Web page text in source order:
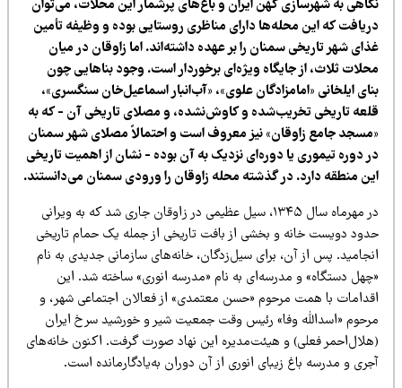
به شهرسازی کهن ایران و باغ‌های پرشمار این محلات، می‌توان
که این محله‌ها دارای مناظری روستایی بوده و وظیفه تأمین
شهر تاریخی سمنان را بر عهده داشته‌اند. اما زاوقان در میان
ثلاث، از جایگاه ویژه‌ای برخوردار است. وجود بناهایی چون
ایلخانی «امامزادگان علوی»، «آب‌انبار اسماعیل‌خان سنگسری»،
تاریخی تخریب‌شده و کاوش‌نشده، و مصلای تاریخی آن - که به
جامع زاوقان» نیز معروف است و احتمالاً مصلای شهر سمنان
دوره تیموری یا دوره‌ای نزدیک به آن بوده - نشان از اهمیت تاریخی
منطقه دارد. در گذشته محله زاوقان را ورودی سمنان می‌دانستند.
در مهرماه سال ۱۳۴۵، سیل عظیمی در زاوقان جاری شد که به ویرانی
دویست خانه و بخشی از بافت تاریخی از جمله یک حمام تاریخی
پس از آن، برای سیل‌زدگان، خانه‌های سازمانی جدیدی به نام
دستگاه» و مدرسه‌ای به نام «مدرسه انوری» ساخته شد. این
با همت مرحوم «حسن معتمدی» از فعالان اجتماعی شهر، و
«اسدالله وفا» رئیس وقت جمعیت شیر و خورشید سرخ ایران
فعلی) و هیئت‌مدیره این نهاد صورت گرفت. اکنون خانه‌های
و مدرسه باغ زیبای انوری از آن دوران به‌یادگارمانده است.